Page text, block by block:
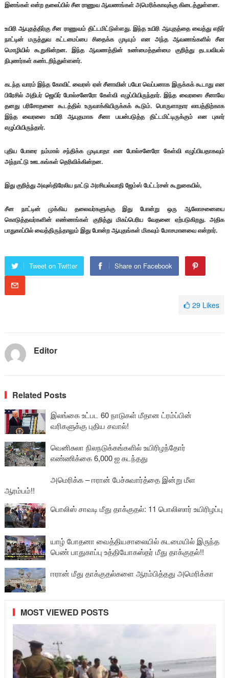
இனங்கள் என்ற தலைப்பில் சீன ராணுவ ஆவணங்கள் அமெரிக்காவுக்கு கிடைத்துள்ளன.
உயிரி ஆயுதத்திர்கு சீன ராணுவம் திட்டமிட்டுள்ளது. இந்த உயிரி ஆயுதத்தை வைத்து எதிர்
நாட்டின் மருத்துவ கட்டமைப்பை சிதைக்க முடியும் என அந்த ஆவணங்களில் சீன
மொழியில் கூறுகின்றன. இந்த ஆவணத்தின் உண்மைத்தன்மை குறித்து தடயவியல்
நிபுணர்கள் கண்டறிந்துள்ளனர்.
கடந்த வாரம் இந்த கோவிட் வைரஸ் ஏன் சீனாவின் பயோ வெப்பனாக இருக்கக் கூடாது என
பிரேசில் அதிபர் ஜெயிர் போல்சனேரோ கேள்வி எழுப்பியிருந்தார். இந்த வைரஸை சீனாவே
தனது பரிசோதனை கூடத்தில் உருவாக்கியிருக்கக் கூடும். பொருளாதார லாபத்திற்காக
இந்த வைரஸை உயிரி ஆயுதமாக சீனா பயன்படுத்த திட்டமிட்டிருக்கும் என புகார்
எழுப்பியிருந்தார்.
புதிய போரை நம்மால் சந்திக்க முடியாதா என போல்சனேரோ கேள்வி எழுப்பியதாகவும்
அந்நாட்டு ஊடகங்கள் தெரிவிக்கின்றன.
இது குறித்து அவுஸ்திரேலிய நாட்டு அரசியல்வாதி ஜேம்ஸ் பேட்டர்சன் கூறுகையில்,
சீன நாட்டின் முக்கிய தலைவர்களுக்கு இது போன்று ஒரு ஆலோசனையை
கொடுத்தவர்களின் எண்ணங்கள் குறித்து மிகப்பெரிய வேதனை ஏற்படுகிறது. அதிக
பாதுகாப்பில் வைத்திருந்தாலும் இது போன்ற ஆயுதங்கள் மிகவும் மோசமானவை என்றார்.
Tweet on Twitter Share on Facebook
29 Likes
Editor
Related Posts
இலங்கை உட்பட 60 நாடுகள் மீதான ட்ரம்ப்பின்
வரிகளுக்கு புதிய சவால்!
வெனிசுலா நிலநடுக்கங்களில் உயிரிழந்தோர்
எண்ணிக்கை 6,000 ஐ கடந்தது
அமெரிக்க – ஈரான் பேச்சுவார்த்தை இன்று மீள
ஆரம்பம்!!
பொலிஸ் சாவடி மீது தாக்குதல்: 11 பொலிஸார் உயிரிழப்பு
யாழ் போதனா வைத்தியசாலையில் கடமையில் இருந்த
பெண் பாதுகாப்பு உத்தியோகஸ்தர் மீது தாக்குதல்!!
ஈரான் மீது தாக்குதல்களை ஆரம்பித்தது அமெரிக்கா
MOST VIEWED POSTS